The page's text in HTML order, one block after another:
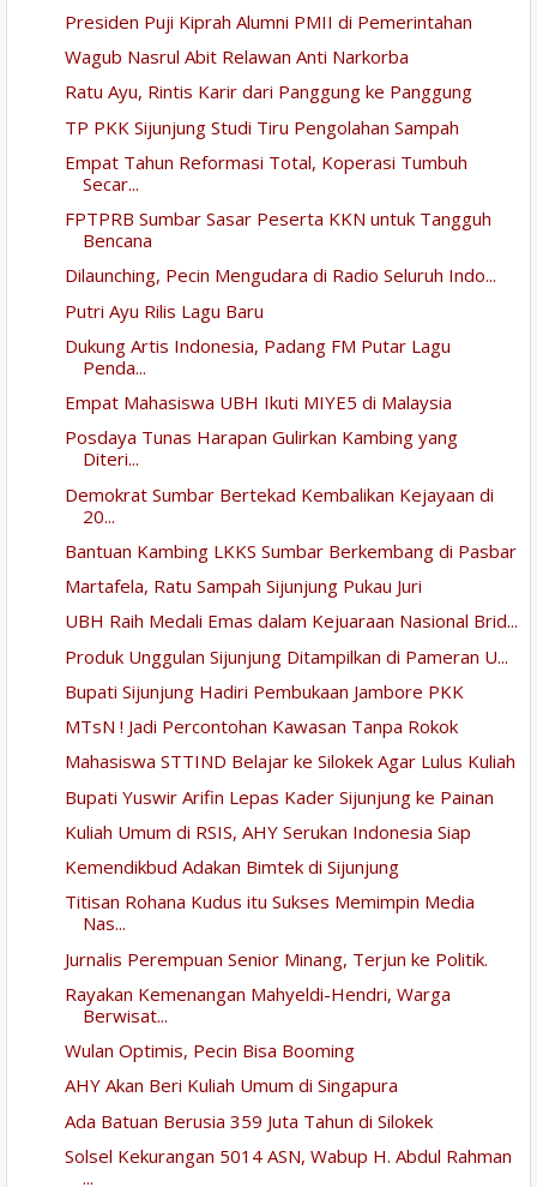
Presiden Puji Kiprah Alumni PMII di Pemerintahan
Wagub Nasrul Abit Relawan Anti Narkorba
Ratu Ayu, Rintis Karir dari Panggung ke Panggung
TP PKK Sijunjung Studi Tiru Pengolahan Sampah
Empat Tahun Reformasi Total, Koperasi Tumbuh
Secar...
FPTPRB Sumbar Sasar Peserta KKN untuk Tangguh
Bencana
Dilaunching, Pecin Mengudara di Radio Seluruh Indo...
Putri Ayu Rilis Lagu Baru
Dukung Artis Indonesia, Padang FM Putar Lagu
Penda...
Empat Mahasiswa UBH Ikuti MIYE5 di Malaysia
Posdaya Tunas Harapan Gulirkan Kambing yang
Diteri...
Demokrat Sumbar Bertekad Kembalikan Kejayaan di
20...
Bantuan Kambing LKKS Sumbar Berkembang di Pasbar
Martafela, Ratu Sampah Sijunjung Pukau Juri
UBH Raih Medali Emas dalam Kejuaraan Nasional Brid...
Produk Unggulan Sijunjung Ditampilkan di Pameran U...
Bupati Sijunjung Hadiri Pembukaan Jambore PKK
MTsN ! Jadi Percontohan Kawasan Tanpa Rokok
Mahasiswa STTIND Belajar ke Silokek Agar Lulus Kuliah
Bupati Yuswir Arifin Lepas Kader Sijunjung ke Painan
Kuliah Umum di RSIS, AHY Serukan Indonesia Siap
Kemendikbud Adakan Bimtek di Sijunjung
Titisan Rohana Kudus itu Sukses Memimpin Media
Nas...
Jurnalis Perempuan Senior Minang, Terjun ke Politik.
Rayakan Kemenangan Mahyeldi-Hendri, Warga
Berwisat...
Wulan Optimis, Pecin Bisa Booming
AHY Akan Beri Kuliah Umum di Singapura
Ada Batuan Berusia 359 Juta Tahun di Silokek
Solsel Kekurangan 5014 ASN, Wabup H. Abdul Rahman
...